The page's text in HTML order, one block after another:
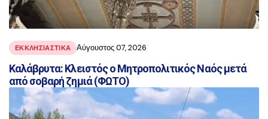
ΕΚΚΛΗΣΙΑΣΤΙΚΑ Αύγουστος 07, 2026
Καλάβρυτα: Κλειστός ο Μητροπολιτικός Ναός μετά
από σοβαρή ζημιά (ΦΩΤΟ)